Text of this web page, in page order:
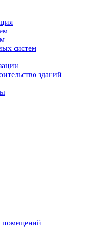
систем
зданий
помещений